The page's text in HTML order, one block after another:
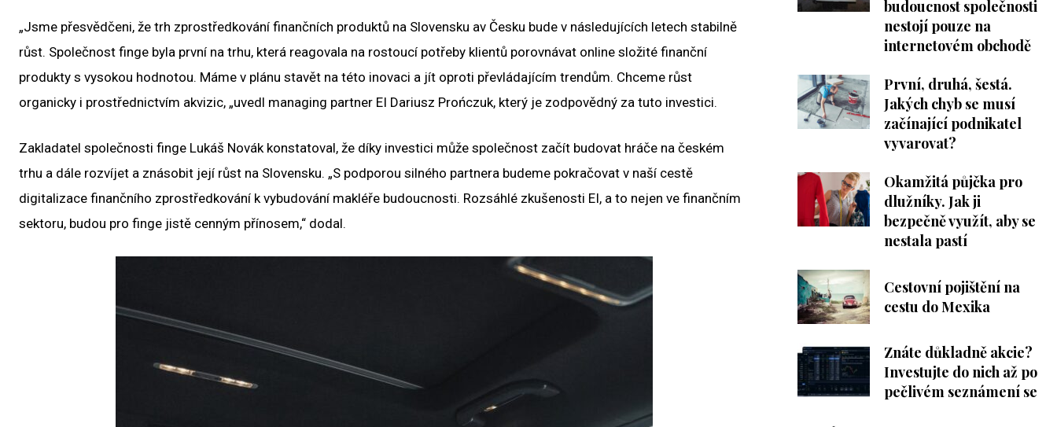
„Jsme přesvědčeni, že trh zprostředkování finančních produktů na Slovensku av Česku bude v následujících letech stabilně
růst. Společnost finge byla první na trhu, která reagovala na rostoucí potřeby klientů porovnávat online složité finanční
produkty s vysokou hodnotou. Máme v plánu stavět na této inovaci a jít oproti převládajícím trendům. Chceme růst
organicky i prostřednictvím akvizic, „uvedl managing partner EI Dariusz Prończuk, který je zodpovědný za tuto investici.
Zakladatel společnosti finge Lukáš Novák konstatoval, že díky investici může společnost začít budovat hráče na českém
trhu a dále rozvíjet a znásobit její růst na Slovensku. „S podporou silného partnera budeme pokračovat v naší cestě
digitalizace finančního zprostředkování k vybudování makléře budoucnosti. Rozsáhlé zkušenosti EI, a to nejen ve finančním
sektoru, budou pro finge jistě cenným přínosem,“ dodal.
budoucnost společnosti
nestojí pouze na
internetovém obchodě
První, druhá, šestá.
Jakých chyb se musí
začínající podnikatel
vyvarovat?
Okamžitá půjčka pro
dlužníky. Jak ji
bezpečně využít, aby se
nestala pastí
Cestovní pojištění na
cestu do Mexika
Znáte důkladně akcie?
Investujte do nich až po
pečlivém seznámení se